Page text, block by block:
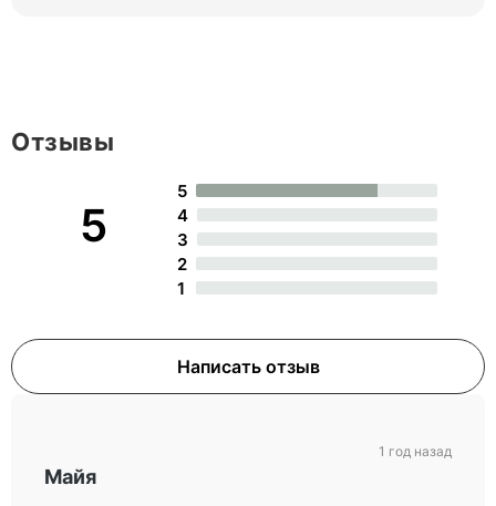
5
5
4
3
2
1
Написать отзыв
Отзывы
Майя
1 год назад